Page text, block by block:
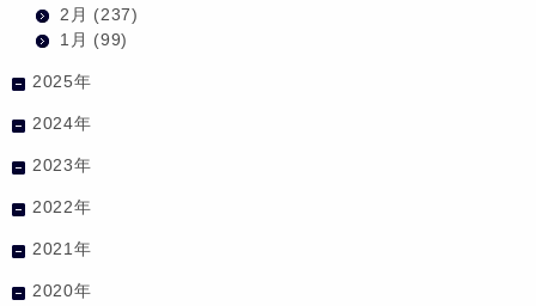
2月 (237)
1月 (99)
2025年
2024年
2023年
2022年
2021年
2020年